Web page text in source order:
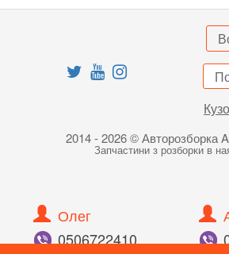
2014 - 2026 © Авторозборка
Запчастини з розборки в
Олег
0506722410